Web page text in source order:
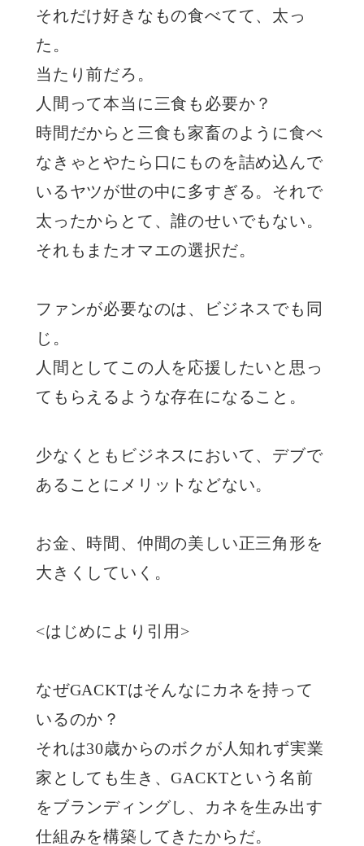
それだけ好きなもの食べてて、太っ
た。
当たり前だろ。
人間って本当に三食も必要か？
時間だからと三食も家畜のように食べ
なきゃとやたら口にものを詰め込んで
いるヤツが世の中に多すぎる。それで
太ったからとて、誰のせいでもない。
それもまたオマエの選択だ。
ファンが必要なのは、ビジネスでも同
じ。
人間としてこの人を応援したいと思っ
てもらえるような存在になること。
少なくともビジネスにおいて、デブで
あることにメリットなどない。
お金、時間、仲間の美しい正三角形を
大きくしていく。
<はじめにより引用>
なぜGACKTはそんなにカネを持って
いるのか？
それは30歳からのボクが人知れず実業
家としても生き、GACKTという名前
をブランディングし、カネを生み出す
仕組みを構築してきたからだ。